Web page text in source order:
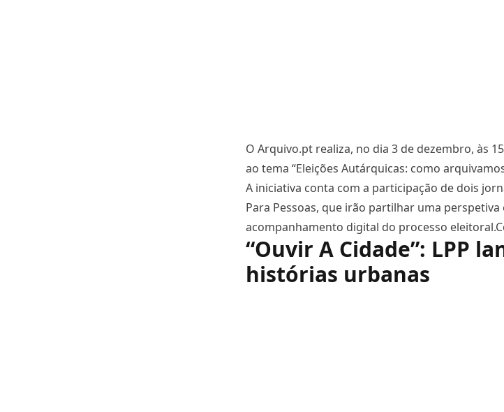
O Arquivo.pt realiza, no dia 3 de dezembro, às
ao tema “Eleições Autárquicas: como
A iniciativa conta com a participação de dois
Para Pessoas, que irão partilhar uma
acompanhamento digital do processo eleitoral.
“Ouvir A Cidade”: LPP
histórias urbanas